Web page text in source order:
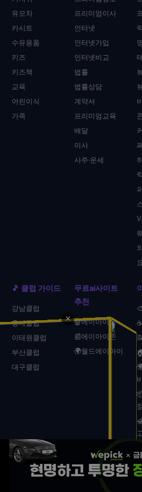
유모차
카시트
수유용품
키즈
키즈책
교육
어린이식
가족
프리미엄이사
인터넷
인터넷가입
인터넷비교
법률
법률상담
계약서
프리미엄교육
배달
이사
사주·운세
🎵 클럽 가이드
강남클럽
홍대클럽
이태원클럽
부산클럽
대구클럽
무료ai사이트
추천
🤖에이아이샵
📰에이아이존
🌍월드에이아이
점
🏠 🍜 🏛️
🏠 🏨 🚗
✕